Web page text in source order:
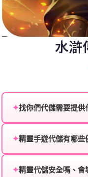
水滸
✦找你們代儲需要提供
服：
✦精靈手遊代儲有哪些
贈送、大額儲值優
✦精靈代儲安全嗎、會